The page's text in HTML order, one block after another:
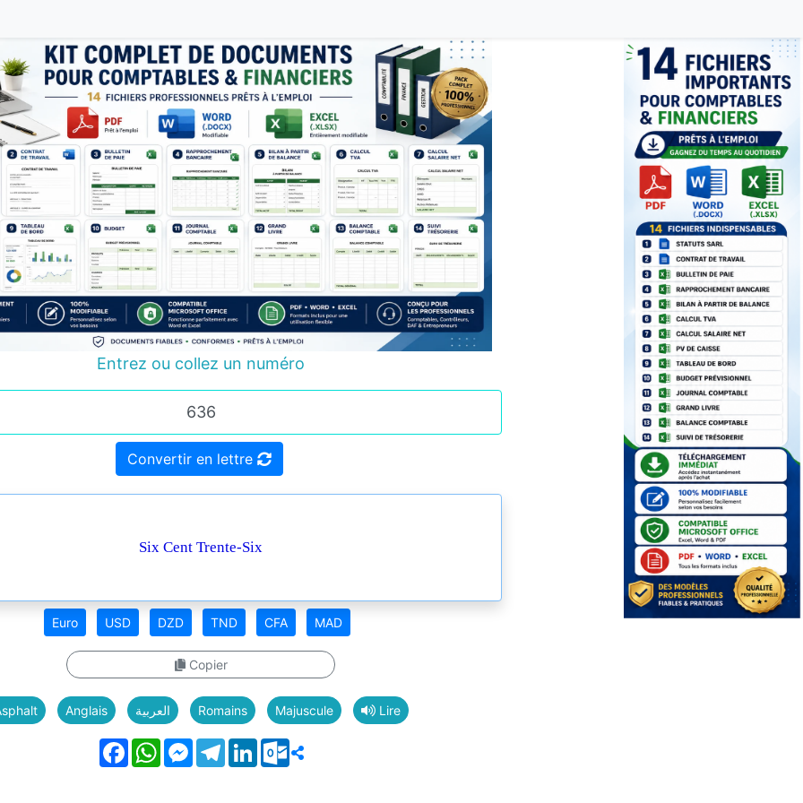
Entrez ou collez un numéro
Convertir en lettre
Six Cent Trente-Six
Euro USD DZD TND CFA MAD
Copier
Anglais العربية Romains Majuscule Lire
FacebookWhatsAppMessenger
Telegram
LinkedInOutlook.com